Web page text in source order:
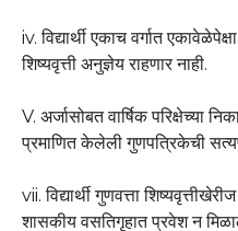
iv. विद्यार्थी एकाच वर्गात
शिष्यवृत्ती अनुज्ञेय राहणार नाही.
V. अर्जासोबत वार्षिक परिक्षेच्या
प्रमाणित केलेली गुणपत्रिकेची
vii. विद्यार्थी गुणवत्ता
शासकीय वसतिगृहात प्रवेश न